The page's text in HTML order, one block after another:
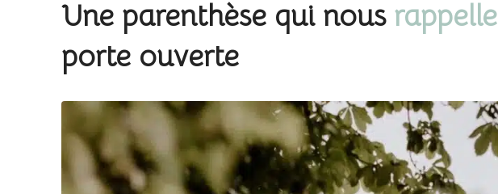
Une parenthèse qui nous rappelle
porte ouverte